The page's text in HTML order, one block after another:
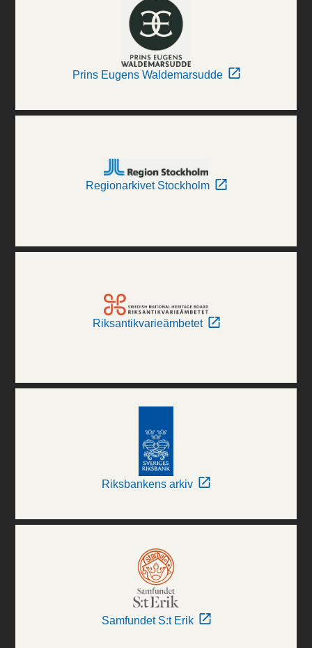
Prins Eugens Waldemarsudde
Regionarkivet Stockholm
Riksantikvarieämbetet
Riksbankens arkiv
Samfundet S:t Erik